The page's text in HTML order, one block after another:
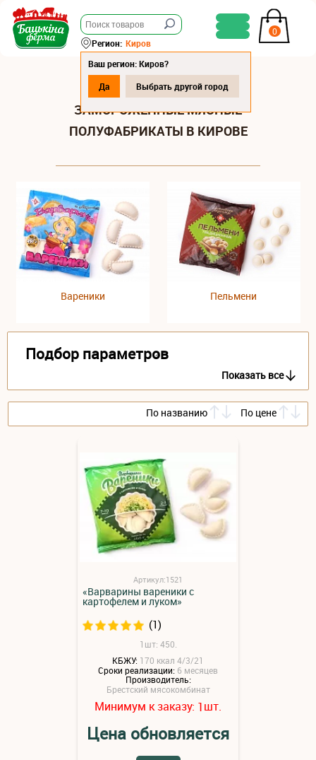
0
Регион: Киров
Ваш регион: Киров?
Да
Выбрать другой город
ЗАМОРОЖЕННЫЕ МЯСНЫЕ
ПОЛУФАБРИКАТЫ В КИРОВЕ
Вареники Пельмени
Подбор параметров
Показать все
По названию По цене
Артикул:1521
«Варварины вареники с
картофелем и луком»
(1)
1шт: 450.
КБЖУ: 170 ккал 4/3/21
Сроки реализации: 6 месяцев
Производитель:
Брестский мясокомбинат
Минимум к заказу: 1шт.
Цена обновляется